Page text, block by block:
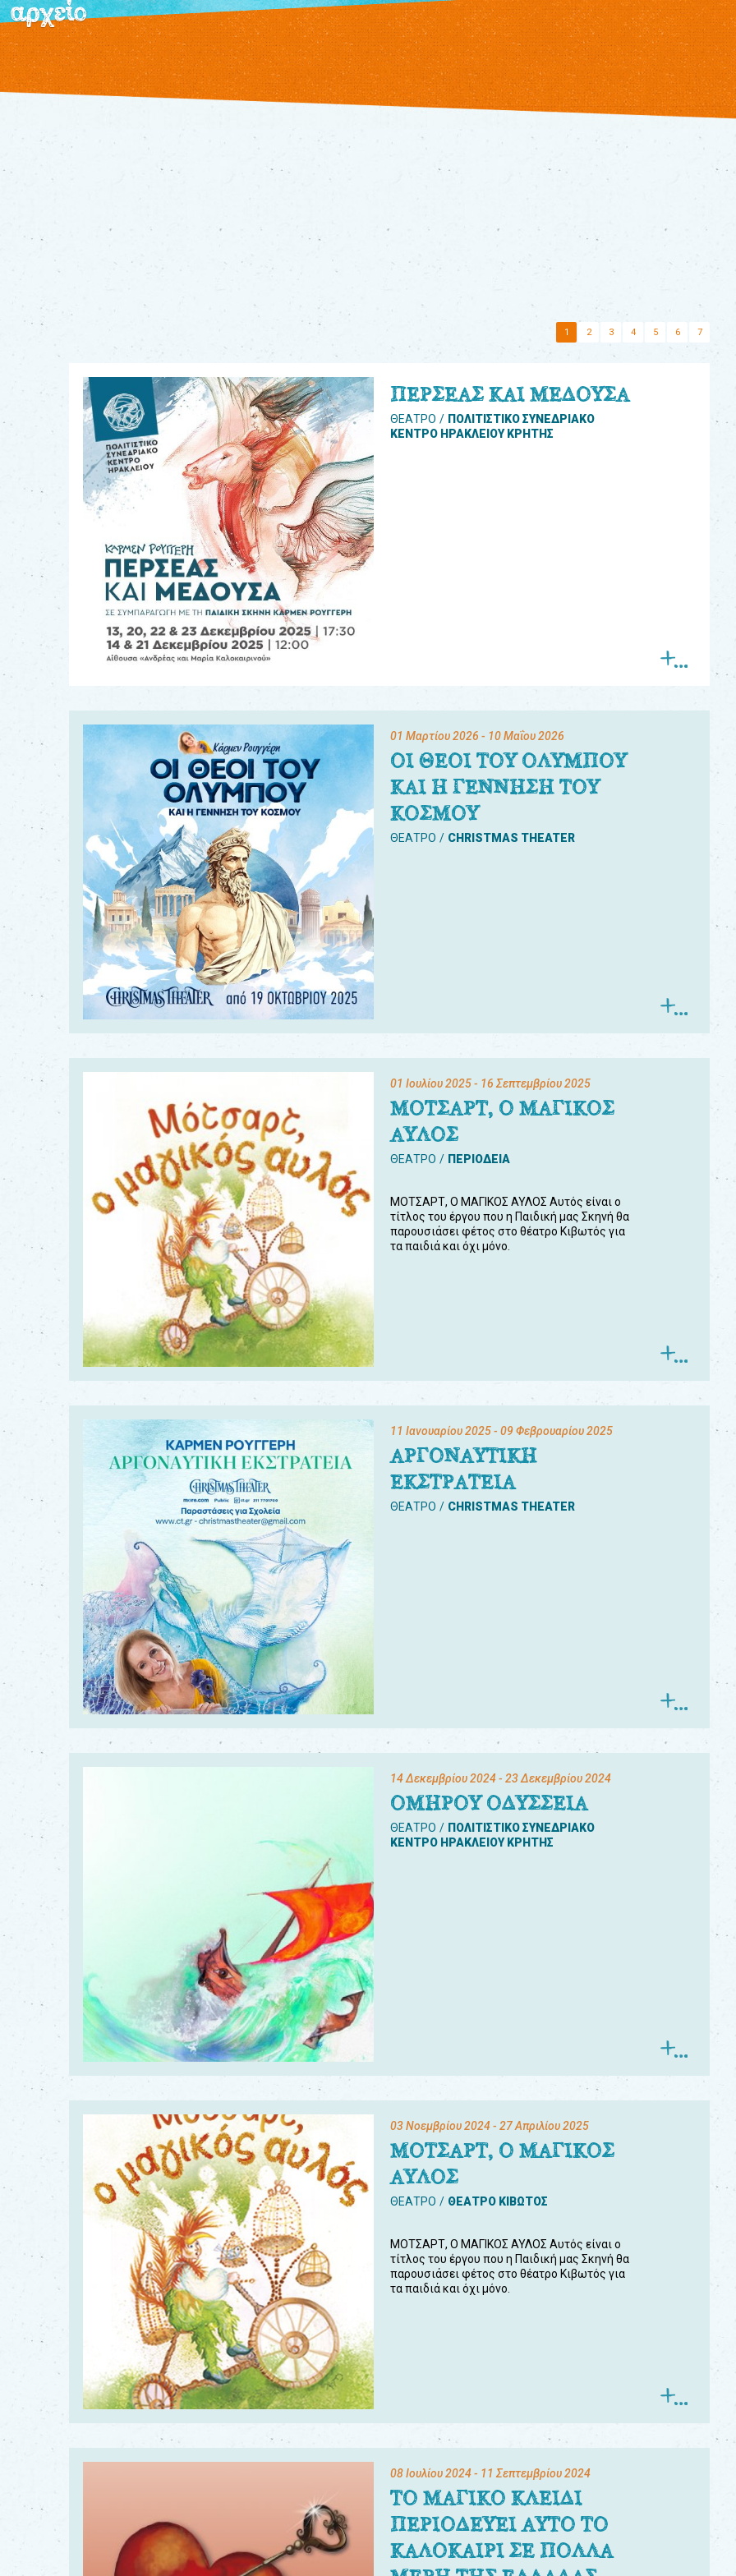
αρχείο
1 2 3 4 5 6 7
ΠΕΡΣΕΑΣ ΚΑΙ ΜΕΔΟΥΣΑ
ΘΕΑΤΡΟ
ΠΟΛΙΤΙΣΤΙΚΟ ΣΥΝΕΔΡΙΑΚΟ
ΚΕΝΤΡΟ ΗΡΑΚΛΕΙΟΥ ΚΡΗΤΗΣ
01 Μαρτίου 2026 - 10 Μαΐου 2026
ΟΙ ΘΕΟΙ ΤΟΥ ΟΛΥΜΠΟΥ
ΚΑΙ Η ΓΕΝΝΗΣΗ ΤΟΥ
ΚΟΣΜΟΥ
ΘΕΑΤΡΟ CHRISTMAS THEATER
01 Ιουλίου 2025- 16 Σεπτεμβρίου 2025
ΜΟΤΣΑΡΤ, Ο ΜΑΓΙΚΟΣ
ΑΥΛΟΣ
ΘΕΑΤΡΟ ΠΕΡΙΟΔΕΙΑ
ΜΟΤΣΑΡΤ, Ο ΜΑΓΙΚΟΣ ΑΥΛΟΣ Αυτός είναι ο
τίτλος του έργου που η Παιδική μας Σκηνή θα
παρουσιάσει φέτος στο θέατρο Κιβωτός για
τα παιδιά και όχι μόνο.
11 Ιανουαρίου 2025- 09 Φεβρουαρίου 2025
ΑΡΓΟΝΑΥΤΙΚΗ
ΕΚΣΤΡΑΤΕΙΑ
ΘΕΑΤΡΟ CHRISTMAS THEATER
14 Δεκεμβρίου 2024- 23 Δεκεμβρίου 2024
ΟΜΗΡΟΥ ΟΔΥΣΣΕΙΑ
ΘΕΑΤΡΟ
ΠΟΛΙΤΙΣΤΙΚΟ ΣΥΝΕΔΡΙΑΚΟ
ΚΕΝΤΡΟ ΗΡΑΚΛΕΙΟΥ ΚΡΗΤΗΣ
03 Νοεμβρίου 2024- 27 Απριλίου 2025
ΜΟΤΣΑΡΤ, Ο ΜΑΓΙΚΟΣ
ΑΥΛΟΣ
ΘΕΑΤΡΟ ΘΕΑΤΡΟ ΚΙΒΩΤΟΣ
ΜΟΤΣΑΡΤ, Ο ΜΑΓΙΚΟΣ ΑΥΛΟΣ Αυτός είναι ο
τίτλος του έργου που η Παιδική μας Σκηνή θα
παρουσιάσει φέτος στο θέατρο Κιβωτός για
τα παιδιά και όχι μόνο.
08 Ιουλίου 2024- 11 Σεπτεμβρίου 2024
ΤΟ ΜΑΓΙΚΟ ΚΛΕΙΔΙ
ΠΕΡΙΟΔΕΥΕΙ ΑΥΤΟ ΤΟ
ΚΑΛΟΚΑΙΡΙ ΣΕ ΠΟΛΛΑ